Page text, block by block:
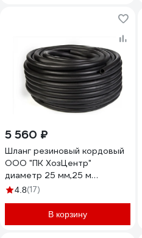
5 560 ₽
Шланг резиновый кордовый
ООО "ПК ХозЦентр"
диаметр 25 мм,25 м
СИ-01751
4.8(17)
В корзину